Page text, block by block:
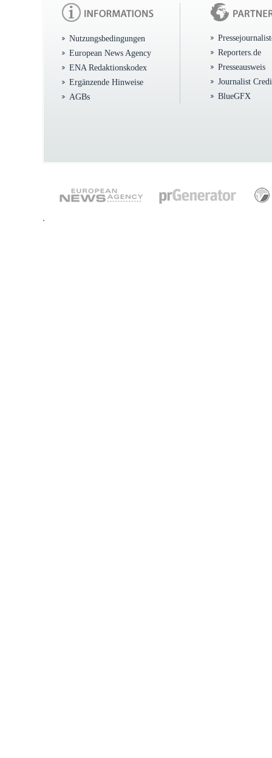
Nutzungsbedingungen
European News Agency
ENA Redaktionskodex
Ergänzende Hinweise
AGBs
Reporters.de
Presseausweis
Journalist
BlueGFX
.